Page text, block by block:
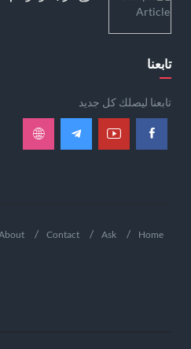
تابعنا
تابعنا ليصلك كل جديد
Home
Ask
Contact